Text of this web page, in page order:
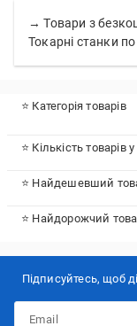
→ Товари з
Токарні станки
⭐ Категорія товарів
⭐ Кількість товарів
⭐ Найдешевший
⭐ Найдорожчий
Підписуйтесь, щоб